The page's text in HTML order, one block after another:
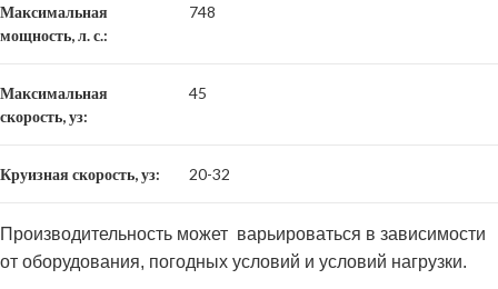
Максимальная
мощность, л. с.:
748
Максимальная
скорость, уз:
45
Круизная скорость, уз: 20-32
Производительность может варьироваться в зависимости
от оборудования, погодных условий и условий нагрузки.